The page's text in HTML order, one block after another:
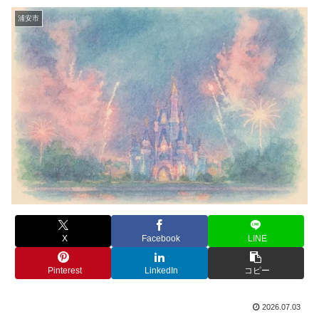
浦安市
X Facebook LINE
Pinterest LinkedIn コピー
2026.07.03